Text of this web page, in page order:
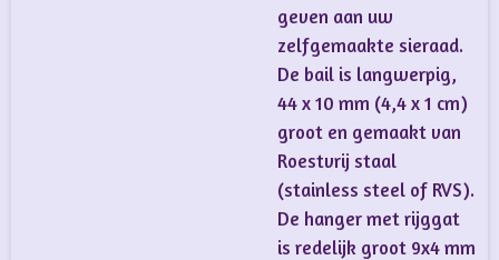
geven aan uw
zelfgemaakte sieraad.
De bail is langwerpig,
44 x 10 mm (4,4 x 1 cm)
groot en gemaakt van
Roestvrij staal
(stainless steel of RVS).
De hanger met rijggat
is redelijk groot 9x4 mm